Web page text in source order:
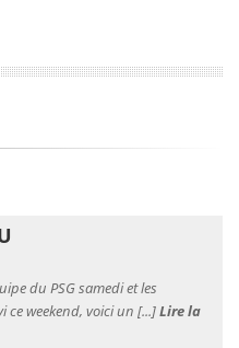
du PSG samedi et les
ce weekend, voici un [...]Lire la